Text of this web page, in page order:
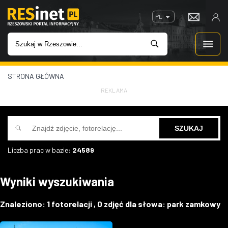
PL
WIADOMOŚCI
INWESTYCJE
IMPREZY
W KINACH
STRONA GŁÓWNA
REKLAMA
Liczba prac w bazie: 24589
Wyniki wyszukiwania
Znaleziono: 1 fotorelacji , 0 zdjęć dla słowa: park zamkowy